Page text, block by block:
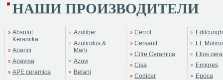
НАШИ ПРОИЗВОДИТЕЛИ
Absolut
Keramika
Aparici
Apavisa
APE ceramica
Azuliber
Azulindus &
Marti
Azuvi
Belani
Cerrol
Cersanit
Cifre Ceramica
Cisa
Codicer
EL Molino
Elios
Emigres
Epoca